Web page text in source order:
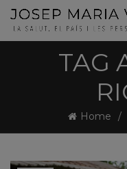
TAG
Home